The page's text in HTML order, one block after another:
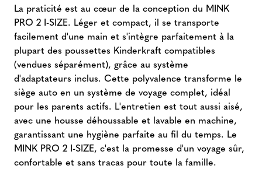
La praticité est au cœur de la conception du MINK
PRO 2 I-SIZE. Léger et compact, il se transporte
facilement d'une main et s'intègre parfaitement à la
plupart des poussettes Kinderkraft compatibles
(vendues séparément), grâce au système
d'adaptateurs inclus. Cette polyvalence transforme le
siège auto en un système de voyage complet, idéal
pour les parents actifs. L'entretien est tout aussi aisé,
avec une housse déhoussable et lavable en machine,
garantissant une hygiène parfaite au fil du temps. Le
MINK PRO 2 I-SIZE, c'est la promesse d'un voyage sûr,
confortable et sans tracas pour toute la famille.